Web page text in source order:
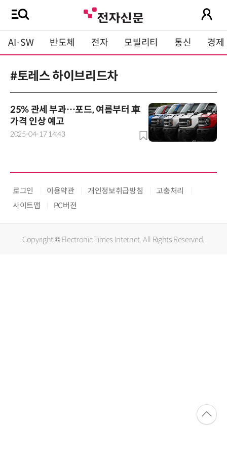
AI·SW 반도체 전자 모빌리티 통신 경제
#토레스 하이브리드차
25% 관세 부과…포드, 여름부터 車
가격 인상 예고
2025-04-17 14:43
로그인 이용약관 개인정보취급방침
고충처리
사이트맵
PC버전
Copyright © Electronic Times Internet. All Rights Reserved.